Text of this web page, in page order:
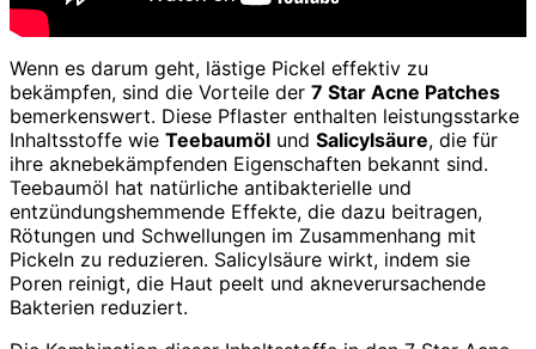
Wenn es darum geht, lästige Pickel effektiv zu
bekämpfen, sind die Vorteile der 7 Star Acne Patches
bemerkenswert. Diese Pflaster enthalten leistungsstarke
Inhaltsstoffe wie Teebaumöl und Salicylsäure, die für
ihre aknebekämpfenden Eigenschaften bekannt sind.
Teebaumöl hat natürliche antibakterielle und
entzündungshemmende Effekte, die dazu beitragen,
Rötungen und Schwellungen im Zusammenhang mit
Pickeln zu reduzieren. Salicylsäure wirkt, indem sie
Poren reinigt, die Haut peelt und akneverursachende
Bakterien reduziert.